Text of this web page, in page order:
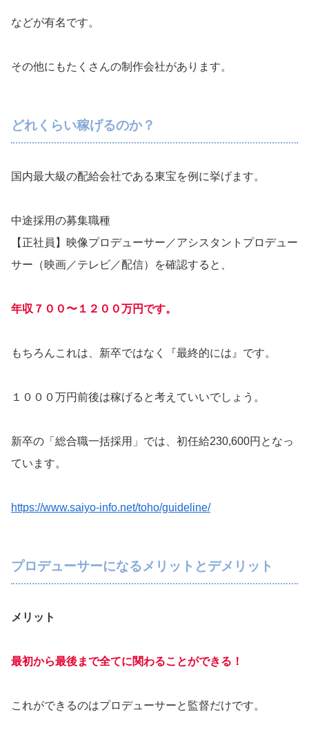
などが有名です。
その他にもたくさんの制作会社があります。
どれくらい稼げるのか？
国内最大級の配給会社である東宝を例に挙げます。
中途採用の募集職種
【正社員】映像プロデューサー／アシスタントプロデュー
サー（映画／テレビ／配信）を確認すると、
年収７００〜１２００万円です。
もちろんこれは、新卒ではなく『最終的には』です。
１０００万円前後は稼げると考えていいでしょう。
新卒の「総合職一括採用」では、初任給230,600円となっ
ています。
https://www.saiyo-info.net/toho/guideline/
プロデューサーになるメリットとデメリット
メリット
最初から最後まで全てに関わることができる！
これができるのはプロデューサーと監督だけです。